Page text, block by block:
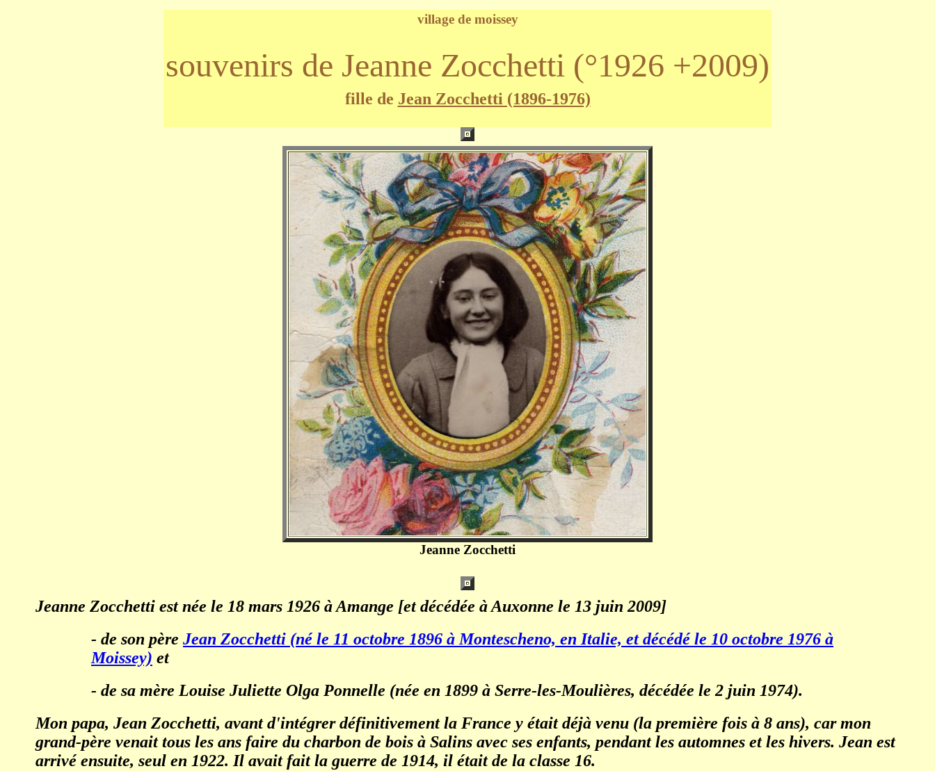
village de moissey
souvenirs de Jeanne Zocchetti (°1926 +2009)
fille de Jean Zocchetti (1896-1976)
Jeanne Zocchetti
Jeanne Zocchetti est née le 18 mars 1926 à Amange [et décédée à Auxonne le 13 juin 2009]
- de son père Jean Zocchetti (né le 11 octobre 1896 à Montescheno, en Italie, et décédé le 10 octobre 1976 à
Moissey) et
- de sa mère Louise Juliette Olga Ponnelle (née en 1899 à Serre-les-Moulières, décédée le 2 juin 1974).
Mon papa, Jean Zocchetti, avant d'intégrer définitivement la France y était déjà venu (la première fois à 8 ans), car mon
grand-père venait tous les ans faire du charbon de bois à Salins avec ses enfants, pendant les automnes et les hivers. Jean est
arrivé ensuite, seul en 1922. Il avait fait la guerre de 1914, il était de la classe 16.